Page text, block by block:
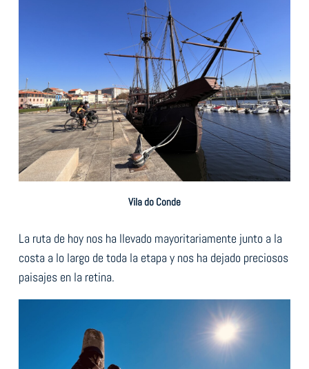
Vila do Conde
La ruta de hoy nos ha llevado mayoritariamente junto a la
costa a lo largo de toda la etapa y nos ha dejado preciosos
paisajes en la retina.